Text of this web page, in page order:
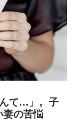
て…」。子
妻の苦悩